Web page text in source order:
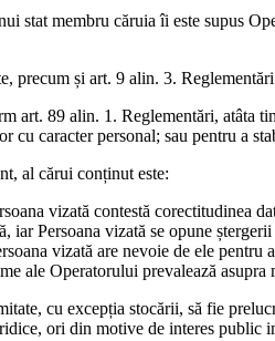
stat membru căruia îi este supus
precum și art. 9 alin. 3.
art. 89 alin. 1. Reglementări, atâta
caracter personal; sau pentru a
al cărui conținut este:
vizată contestă corectitudinea
Persoana vizată se opune
vizată are nevoie de ele pentru
ale Operatorului prevalează
cu excepția stocării, să fie
ori din motive de interes